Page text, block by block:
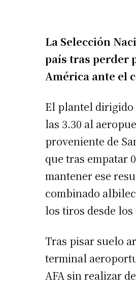
La Selección
país tras perder
América ante el
El plantel dirigido
las 3.30 al
proveniente de
que tras empatar
mantener ese
combinado
los tiros desde los
Tras pisar suelo
terminal
AFA sin realizar